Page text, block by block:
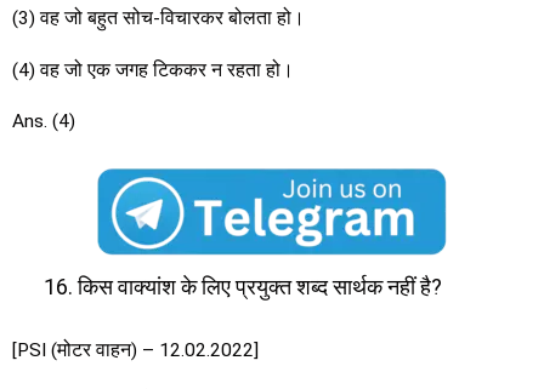
(3) वह जो बहुत सोच-विचारकर बोलता हो।
(4) वह जो एक जगह टिककर न रहता हो।
Ans. (4)
किस वाक्यांश के लिए प्रयुक्त शब्द सार्थक नहीं है?
[PSI (मोटर वाहन) – 12.02.2022]